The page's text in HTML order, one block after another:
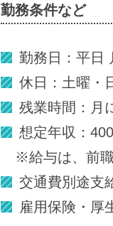
勤務条件など
勤務日：平日
休日：土曜・
残業時間：月
想定年収：
※給与は、前
交通費別途支
雇用保険・厚